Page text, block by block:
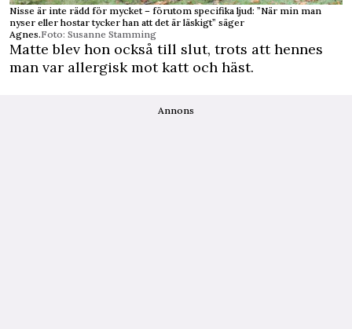
Nisse är inte rädd för mycket – förutom specifika ljud: ”När min man
nyser eller hostar tycker han att det är läskigt” säger
Agnes.Foto: Susanne Stamming
Matte blev hon också till slut, trots att hennes
man var allergisk mot katt och häst.
Annons